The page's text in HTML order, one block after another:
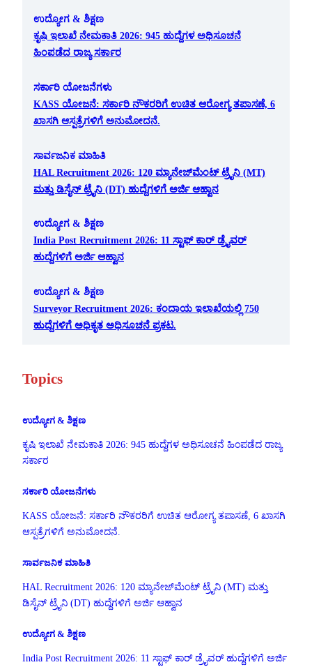
ಉದ್ಯೋಗ & ಶಿಕ್ಷಣ
ಕೃಷಿ ಇಲಾಖೆ ನೇಮಕಾತಿ 2026: 945 ಹುದ್ದೆಗಳ ಅಧಿಸೂಚನೆ
ಹಿಂಪಡೆದ ರಾಜ್ಯ ಸರ್ಕಾರ
ಸರ್ಕಾರಿ ಯೋಜನೆಗಳು
KASS ಯೋಜನೆ: ಸರ್ಕಾರಿ ನೌಕರರಿಗೆ ಉಚಿತ ಆರೋಗ್ಯ ತಪಾಸಣೆ, 6
ಖಾಸಗಿ ಆಸ್ಪತ್ರೆಗಳಿಗೆ ಅನುಮೋದನೆ.
ಸಾರ್ವಜನಿಕ ಮಾಹಿತಿ
HAL Recruitment 2026: 120 ಮ್ಯಾನೇಜ್‌ಮೆಂಟ್ ಟ್ರೈನಿ (MT)
ಮತ್ತು ಡಿಸೈನ್ ಟ್ರೈನಿ (DT) ಹುದ್ದೆಗಳಿಗೆ ಅರ್ಜಿ ಆಹ್ವಾನ
ಉದ್ಯೋಗ & ಶಿಕ್ಷಣ
India Post Recruitment 2026: 11 ಸ್ಟಾಫ್ ಕಾರ್ ಡ್ರೈವರ್
ಹುದ್ದೆಗಳಿಗೆ ಅರ್ಜಿ ಆಹ್ವಾನ
ಉದ್ಯೋಗ & ಶಿಕ್ಷಣ
Surveyor Recruitment 2026: ಕಂದಾಯ ಇಲಾಖೆಯಲ್ಲಿ 750
ಹುದ್ದೆಗಳಿಗೆ ಅಧಿಕೃತ ಅಧಿಸೂಚನೆ ಪ್ರಕಟ.
Topics
ಉದ್ಯೋಗ & ಶಿಕ್ಷಣ
ಕೃಷಿ ಇಲಾಖೆ ನೇಮಕಾತಿ 2026: 945 ಹುದ್ದೆಗಳ ಅಧಿಸೂಚನೆ ಹಿಂಪಡೆದ ರಾಜ್ಯ
ಸರ್ಕಾರ
ಸರ್ಕಾರಿ ಯೋಜನೆಗಳು
KASS ಯೋಜನೆ: ಸರ್ಕಾರಿ ನೌಕರರಿಗೆ ಉಚಿತ ಆರೋಗ್ಯ ತಪಾಸಣೆ, 6 ಖಾಸಗಿ
ಆಸ್ಪತ್ರೆಗಳಿಗೆ ಅನುಮೋದನೆ.
ಸಾರ್ವಜನಿಕ ಮಾಹಿತಿ
HAL Recruitment 2026: 120 ಮ್ಯಾನೇಜ್‌ಮೆಂಟ್ ಟ್ರೈನಿ (MT) ಮತ್ತು
ಡಿಸೈನ್ ಟ್ರೈನಿ (DT) ಹುದ್ದೆಗಳಿಗೆ ಅರ್ಜಿ ಆಹ್ವಾನ
ಉದ್ಯೋಗ & ಶಿಕ್ಷಣ
India Post Recruitment 2026: 11 ಸ್ಟಾಫ್ ಕಾರ್ ಡ್ರೈವರ್ ಹುದ್ದೆಗಳಿಗೆ ಅರ್ಜಿ